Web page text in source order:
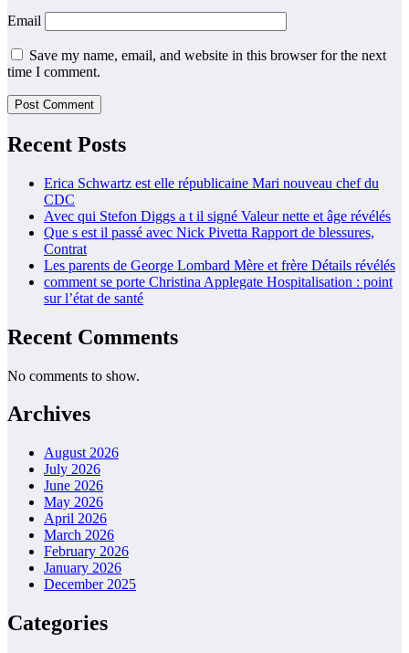
Email
Save my name, email, and website in this browser for the next
time I comment.
Recent Posts
Erica Schwartz est elle républicaine Mari nouveau chef du
CDC
Avec qui Stefon Diggs a t il signé Valeur nette et âge révélés
Que s est il passé avec Nick Pivetta Rapport de blessures,
Contrat
Les parents de George Lombard Mère et frère Détails révélés
comment se porte Christina Applegate Hospitalisation : point
sur l’état de santé
Recent Comments
No comments to show.
Archives
August 2026
July 2026
June 2026
May 2026
April 2026
March 2026
February 2026
January 2026
December 2025
Categories